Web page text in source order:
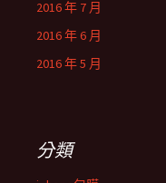
2016 年 7 月
2016 年 6 月
2016 年 5 月
分類